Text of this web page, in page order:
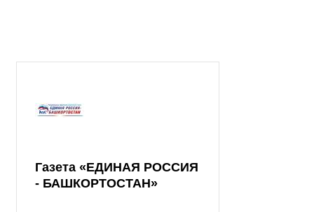
Газета «ЕДИНАЯ РОССИЯ
- БАШКОРТОСТАН»